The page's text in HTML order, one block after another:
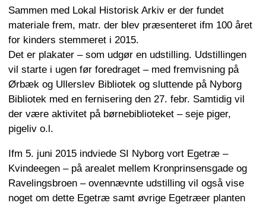
Sammen med Lokal Historisk Arkiv er der fundet
materiale frem, matr. der blev præsenteret ifm 100 året
for kinders stemmeret i 2015.
Det er plakater – som udgør en udstilling. Udstillingen
vil starte i ugen før foredraget – med fremvisning på
Ørbæk og Ullerslev Bibliotek og sluttende på Nyborg
Bibliotek med en fernisering den 27. febr. Samtidig vil
der være aktivitet på børnebiblioteket – seje piger,
pigeliv o.l.
Ifm 5. juni 2015 indviede SI Nyborg vort Egetræ –
Kvindeegen – på arealet mellem Kronprinsensgade og
Ravelingsbroen – ovennævnte udstilling vil også vise
noget om dette Egetræ samt øvrige Egetræer planten